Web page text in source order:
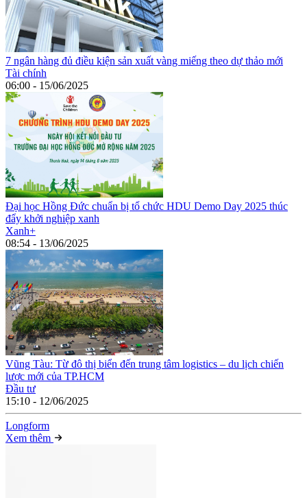
7 ngân hàng đủ điều kiện sản xuất vàng miếng theo dự thảo mới
Tài chính
06:00 - 15/06/2025
Đại học Hồng Đức chuẩn bị tổ chức HDU Demo Day 2025 thúc
đẩy khởi nghiệp xanh
Xanh+
08:54 - 13/06/2025
Vũng Tàu: Từ đô thị biển đến trung tâm logistics – du lịch chiến
lược mới của TP.HCM
Đầu tư
15:10 - 12/06/2025
Longform
Xem thêm